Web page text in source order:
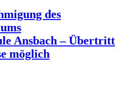
des
Ansbach – Übertritt
möglich